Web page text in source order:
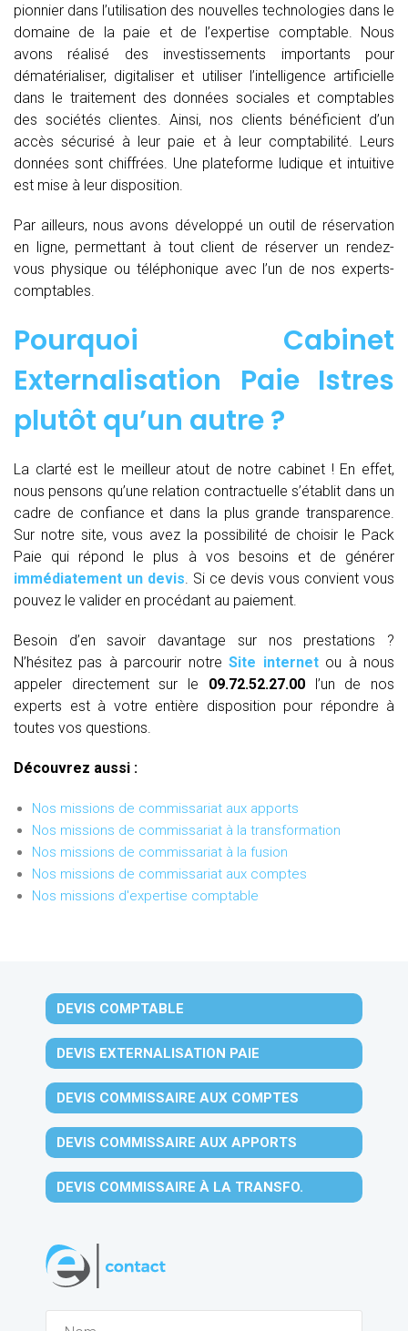
pionnier dans l’utilisation des nouvelles technologies dans le
domaine de la paie et de l’expertise comptable. Nous
avons réalisé des investissements importants pour
dématérialiser, digitaliser et utiliser l’intelligence artificielle
dans le traitement des données sociales et comptables
des sociétés clientes. Ainsi, nos clients bénéficient d’un
accès sécurisé à leur paie et à leur comptabilité. Leurs
données sont chiffrées. Une plateforme ludique et intuitive
est mise à leur disposition.
Par ailleurs, nous avons développé un outil de réservation
en ligne, permettant à tout client de réserver un rendez-
vous physique ou téléphonique avec l’un de nos experts-
comptables.
Pourquoi Cabinet
Externalisation Paie Istres
plutôt qu’un autre ?
La clarté est le meilleur atout de notre cabinet ! En effet,
nous pensons qu’une relation contractuelle s’établit dans un
cadre de confiance et dans la plus grande transparence.
Sur notre site, vous avez la possibilité de choisir le Pack
Paie qui répond le plus à vos besoins et de générer
immédiatement un devis . Si ce devis vous convient vous
pouvez le valider en procédant au paiement.
Besoin d’en savoir davantage sur nos prestations ?
N’hésitez pas à parcourir notreSite internet ou à nous
appeler directement sur le 09.72.52.27.00l’un de nos
experts est à votre entière disposition pour répondre à
toutes vos questions.
Découvrez aussi :
Nos missions de commissariat aux apports
Nos missions de commissariat à la transformation
Nos missions de commissariat à la fusion
Nos missions de commissariat aux comptes
Nos missions d'expertise comptable
DEVIS COMPTABLE
DEVIS EXTERNALISATION PAIE
DEVIS COMMISSAIRE AUX COMPTES
DEVIS COMMISSAIRE AUX APPORTS
DEVIS COMMISSAIRE À LA TRANSFO.